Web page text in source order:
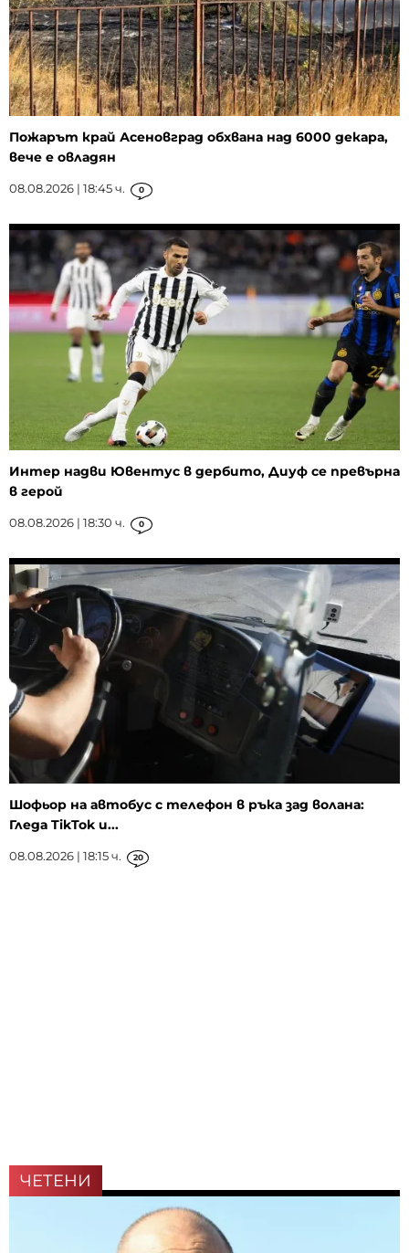
Пожарът край Асеновград обхвана над 6000 декара,
вече е овладян
08.08.2026 | 18:45 ч. 0
Интер надви Ювентус в дербито, Диуф се превърна
в герой
08.08.2026 | 18:30 ч. 0
Шофьор на автобус с телефон в ръка зад волана:
Гледа TikTok и...
08.08.2026 | 18:15 ч. 20
ЧЕТЕНИ